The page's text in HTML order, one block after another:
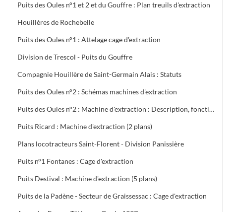
Puits des Oules n°1 et 2 et du Gouffre : Plan treuils d'extraction
Houillères de Rochebelle
Puits des Oules n°1 : Attelage cage d'extraction
Division de Trescol - Puits du Gouffre
Compagnie Houillère de Saint-Germain Alais : Statuts
Puits des Oules n°2 : Schémas machines d'extraction
Puits des Oules n°2 : Machine d'extraction : Description, fonctionnement, conduite et entretien : 3 documents
Puits Ricard : Machine d'extraction (2 plans)
Plans locotracteurs Saint-Florent - Division Panissière
Puits n°1 Fontanes : Cage d'extraction
Puits Destival : Machine d'extraction (5 plans)
Puits de la Padène - Secteur de Graissessac : Cage d'extraction